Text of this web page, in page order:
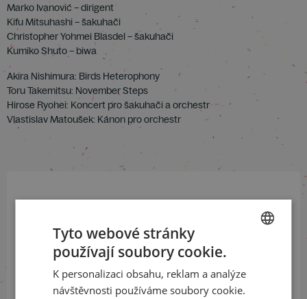
Marko Ivanović – dirigent
Kifu Mitsuhashi – šakuhači
Christopher Yohmei Blasdel – šakuhači
Kumiko Shuto – biwa
Akira Nishimura: Birds Heterophony
Toru Takemitsu: November Steps
Hirose Ryohei: Koncert pro šakuhači a orchestr
Vlastislav Matoušek: Kánon pro orchestr
a buďte jako první v obraze
ODEBÍRAT NEWSLETTER
ENGLISH
Tyto webové stránky
používají soubory cookie.
K personalizaci obsahu, reklam a analýze
návštěvnosti používáme soubory cookie.